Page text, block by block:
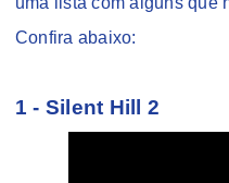
Confira abaixo:
1 - Silent Hill 2